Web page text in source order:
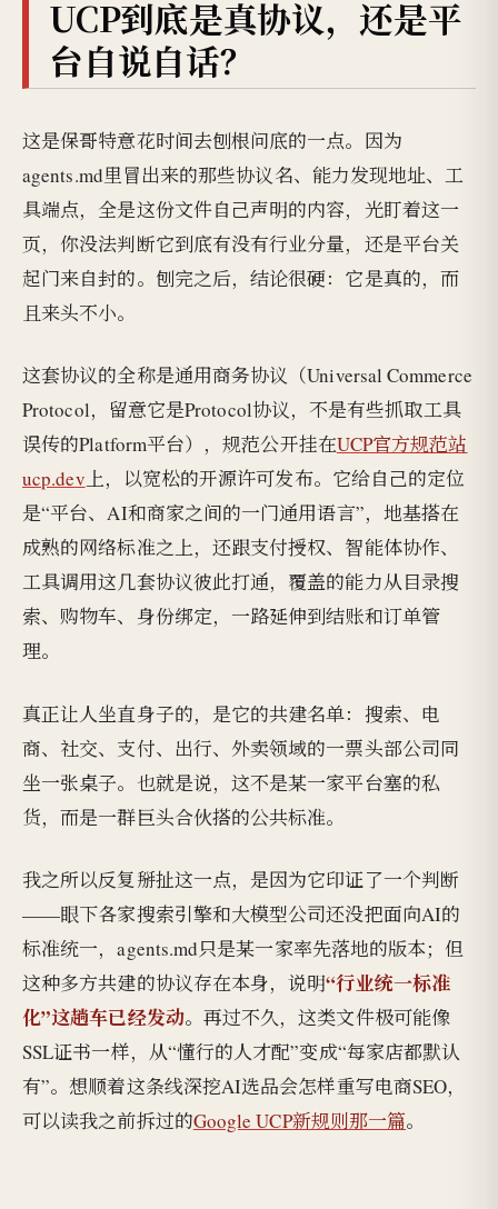
UCP到底是真协议，还是平
台自说自话？
这是保哥特意花时间去刨根问底的一点。因为
agents.md里冒出来的那些协议名、能力发现地址、工
具端点，全是这份文件自己声明的内容，光盯着这一
页，你没法判断它到底有没有行业分量，还是平台关
起门来自封的。刨完之后，结论很硬：它是真的，而
且来头不小。
这套协议的全称是通用商务协议（Universal Commerce
Protocol，留意它是Protocol协议，不是有些抓取工具
误传的Platform平台），规范公开挂在UCP官方规范站
ucp.dev 上，以宽松的开源许可发布。它给自己的定位
是“平台、AI和商家之间的一门通用语言”，地基搭在
成熟的网络标准之上，还跟支付授权、智能体协作、
工具调用这几套协议彼此打通，覆盖的能力从目录搜
索、购物车、身份绑定，一路延伸到结账和订单管
理。
真正让人坐直身子的，是它的共建名单：搜索、电
商、社交、支付、出行、外卖领域的一票头部公司同
坐一张桌子。也就是说，这不是某一家平台塞的私
货，而是一群巨头合伙搭的公共标准。
我之所以反复掰扯这一点，是因为它印证了一个判断
——眼下各家搜索引擎和大模型公司还没把面向AI的
标准统一，agents.md只是某一家率先落地的版本；但
这种多方共建的协议存在本身，说明“行业统一标准
化”这趟车已经发动。再过不久，这类文件极可能像
SSL证书一样，从“懂行的人才配”变成“每家店都默认
有”。想顺着这条线深挖AI选品会怎样重写电商SEO，
可以读我之前拆过的Google UCP新规则那一篇。